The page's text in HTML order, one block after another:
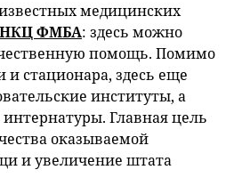
медицинских
ФМБА: здесь можно
помощь. Помимо
и стационара, здесь еще
институты, а
Главная цель
оказываемой
и увеличение штата